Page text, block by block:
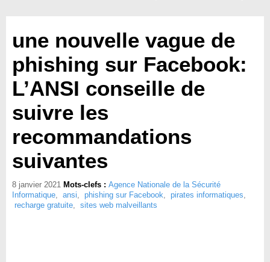
une nouvelle vague de
phishing sur Facebook:
L’ANSI conseille de
suivre les
recommandations
suivantes
8 janvier 2021 Mots-clefs : Agence Nationale de la Sécurité
Informatique, ansi, phishing sur Facebook, pirates informatiques,
recharge gratuite, sites web malveillants